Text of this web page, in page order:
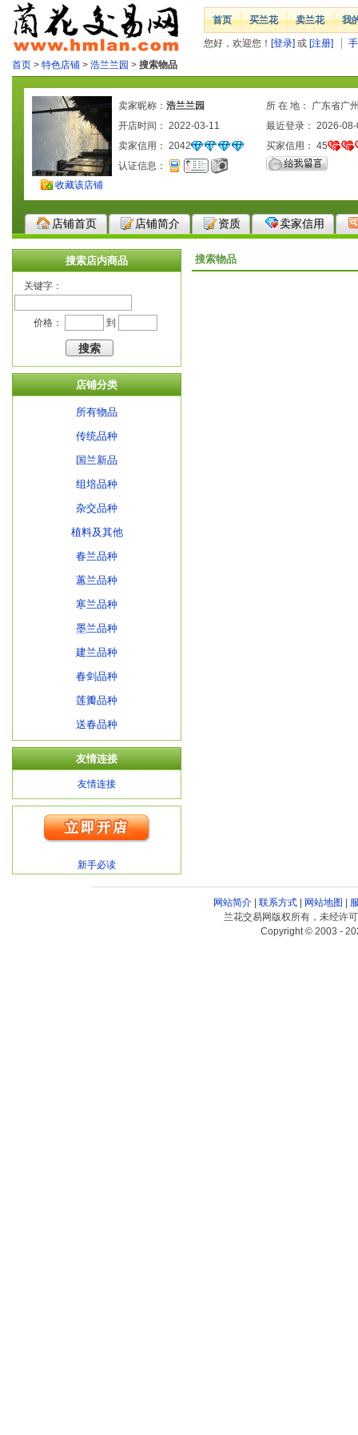
首页 买兰花 卖兰花 我
您好，欢迎您！ [登录] 或 [注册]
首页 > 特色店铺 > 浩兰兰园 > 搜索物品
收藏该店铺
卖家昵称： 浩兰兰园
所 在 地： 广东省广
开店时间： 2022-03-11
最近登录： 2026-
卖家信用： 2042 买家信用： 45
认证信息：
店铺首页 店铺简介 资质 卖家信用
搜索店内商品
关键字：
价格： 到
店铺分类
所有物品
传统品种
国兰新品
组培品种
杂交品种
植料及其他
春兰品种
蕙兰品种
寒兰品种
墨兰品种
建兰品种
春剑品种
莲瓣品种
送春品种
友情连接
友情连接
新手必读
搜索物品
网站简介| 联系方式| 网站地图 |
兰花交易网版权所有，未经许
Copyright © 2003 -